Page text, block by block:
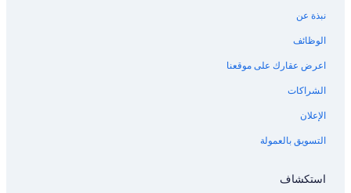
نبذة عن
الوظائف
اعرض عقارك على موقعنا
الشراكات
الإعلان
التسويق بالعمولة
استكشاف